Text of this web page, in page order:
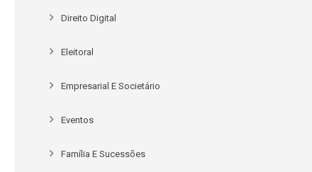
Direito Digital
Eleitoral
Empresarial E Societário
Eventos
Família E Sucessões